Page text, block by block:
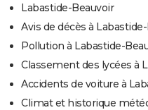
Labastide-Beauvoir
Avis de décès à
Pollution à Labastide-
Classement des lycées à
Accidents de voiture à
Climat et historique